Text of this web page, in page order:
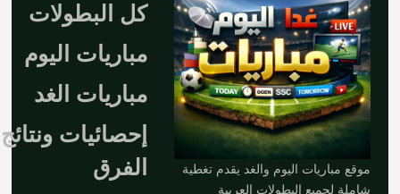
موقع مباريات اليوم والغد يقدم تغطية
شاملة لجميع البطولات العربية
كل البطولات
مباريات اليوم
مباريات الغد
إحصائيات ونتائج
الفرق